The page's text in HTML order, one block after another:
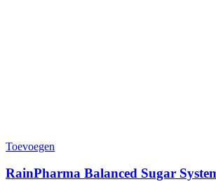
Toevoegen
RainPharma Balanced Sugar